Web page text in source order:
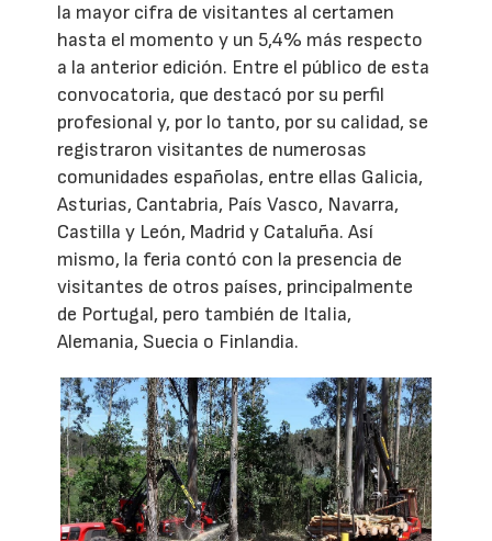
la mayor cifra de visitantes al certamen
hasta el momento y un 5,4% más respecto
a la anterior edición. Entre el público de esta
convocatoria, que destacó por su perfil
profesional y, por lo tanto, por su calidad, se
registraron visitantes de numerosas
comunidades españolas, entre ellas Galicia,
Asturias, Cantabria, País Vasco, Navarra,
Castilla y León, Madrid y Cataluña. Así
mismo, la feria contó con la presencia de
visitantes de otros países, principalmente
de Portugal, pero también de Italia,
Alemania, Suecia o Finlandia.